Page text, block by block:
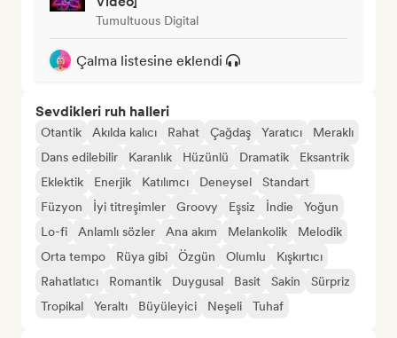
Tumultuous Digital
Çalma listesine eklendi
Sevdikleri ruh halleri
Otantik Akılda kalıcı Rahat Çağdaş Yaratıcı
Meraklı
Dans edilebilir
Karanlık Hüzünlü Dramatik
Eksantrik
Eklektik
Enerjik Katılımcı Deneysel
Standart
Füzyon
İyi titreşimler Groovy Eşsiz İndie
Yoğun
Lo-fi
Anlamlı sözler Ana akım Melankolik
Melodik
Orta tempo
Rüya gibi Özgün Olumlu
Kışkırtıcı
Rahatlatıcı
Romantik Duygusal Basit Sakin
Sürpriz
Tropikal
Yeraltı Büyüleyici Neşeli Tuhaf